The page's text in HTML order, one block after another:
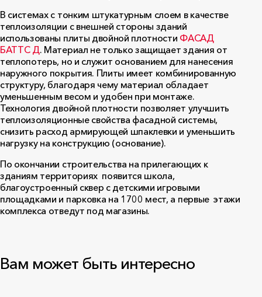
В системах с тонким штукатурным слоем в качестве
теплоизоляции с внешней стороны зданий
использованы плиты двойной плотности ФАСАД
БАТТС Д. Материал не только защищает здания от
теплопотерь, но и служит основанием для нанесения
наружного покрытия. Плиты имеет комбинированную
структуру, благодаря чему материал обладает
уменьшенным весом и удобен при монтаже.
Технология двойной плотности позволяет улучшить
теплоизоляционные свойства фасадной системы,
снизить расход армирующей шпаклевки и уменьшить
нагрузку на конструкцию (основание).
По окончании строительства на прилегающих к
зданиям территориях появится школа,
благоустроенный сквер с детскими игровыми
площадками и парковка на 1700 мест, а первые этажи
комплекса отведут под магазины.
Вам может быть интересно